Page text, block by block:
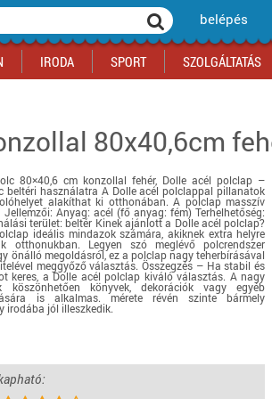
belépés
akciók
az oldalunkra INGYEN itt ››
az oldalunkra INGYEN itt ››
az oldalunkra INGYEN itt ››
papír, írószer
segédeszköz
Biztonságtechnika
Fűtés
Autó
Ingatlan
az oldalunkra INGYEN itt ››
IRODA
az oldalunkra INGYEN itt ››
SPORT
az oldalunkra INGYEN itt ››
SZOLGÁLTATÁS
az oldalunkra INGYEN itt ››
az oldalunkra INGYEN itt ››
80x40,6cm
80×40,6 cm konzollal fehér, Dolle acél polclap –
beltéri használatra A Dolle acél polclappal pillanatok
alakíthat ki otthonában. A polclap masszív
Anyag: acél (fő anyag: fém) Terhelhetőség:
terület: beltér Kinek ajánlott a Dolle acél polclap?
ideális mindazok számára, akiknek extra helyre
otthonukban. Legyen szó meglévő polcrendszer
önálló megoldásról, ez a polclap nagy teherbírásával
meggyőző választás. Összegzés – Ha stabil és
keres, a Dolle acél polclap kiváló választás. A nagy
köszönhetően könyvek, dekorációk vagy egyéb
is alkalmas. mérete révén szinte bármely
irodába jól illeszkedik.